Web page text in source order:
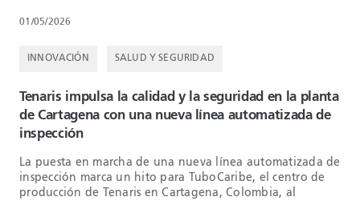
01/05/2026
INNOVACIÓN SALUD Y SEGURIDAD
Tenaris impulsa la calidad y la seguridad en la planta
de Cartagena con una nueva línea automatizada de
inspección
La puesta en marcha de una nueva línea automatizada de
inspección marca un hito para TuboCaribe, el centro de
producción de Tenaris en Cartagena, Colombia, al